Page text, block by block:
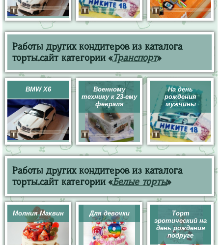
Работы других кондитеров из каталога
торты.сайт категории «Транспорт»
BMW X6
Военному
технику к 23-ему
февраля
На день
рождения
мужчины
Работы других кондитеров из каталога
торты.сайт категории «Белые торты»
Молния Маквин Для девочки
Торт
эротический на
день рождения
подруге